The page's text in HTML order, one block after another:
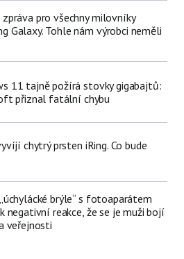
pro všechny milovníky
Galaxy. Tohle nám výrobci neměli
11 tajně požírá stovky gigabajtů:
přiznal fatální chybu
chytrý prsten iRing. Co bude
brýle“ s fotoaparátem
negativní reakce, že se je muži bojí
veřejnosti